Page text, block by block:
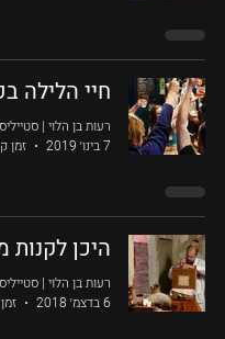
חיי הלילה
רעות בן הלוי |
7 בינו׳ 2019
זמן
היכן לקנות
רעות בן הלוי |
6 בדצמ׳ 2018
זמן